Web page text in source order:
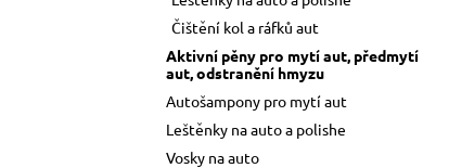
Čištění kol a ráfků aut
Aktivní pěny pro mytí aut, předmytí
aut, odstranění hmyzu
Autošampony pro mytí aut
Leštěnky na auto a polishe
Vosky na auto